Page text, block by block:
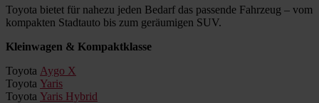
Toyota bietet für nahezu jeden Bedarf das passende Fahrzeug – vom
kompakten Stadtauto bis zum geräumigen SUV.
Kleinwagen & Kompaktklasse
Toyota Aygo X
Toyota Yaris
Toyota Yaris Hybrid